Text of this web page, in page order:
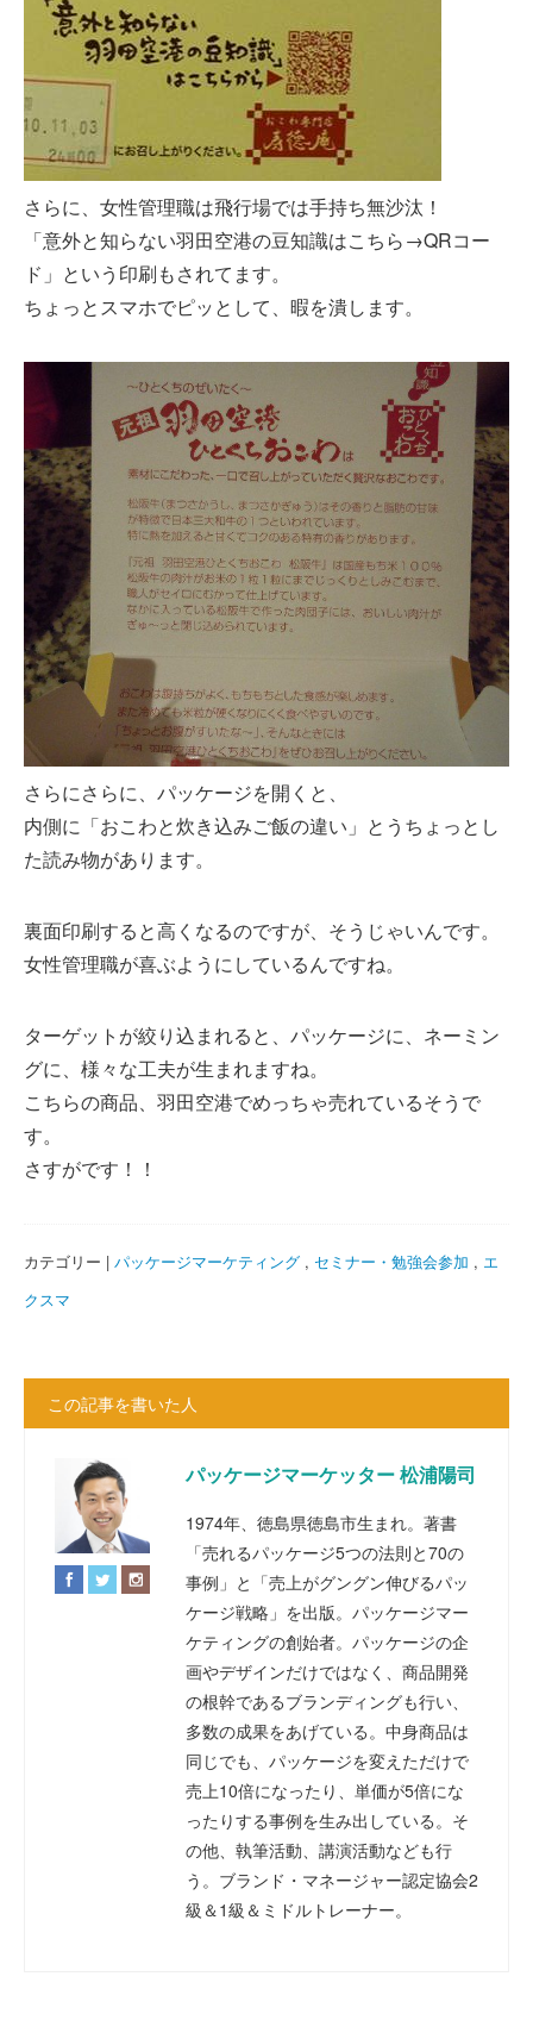
さらに、女性管理職は飛行場では手持ち無沙汰！
「意外と知らない羽田空港の豆知識はこちら→QRコー
ド」という印刷もされてます。
ちょっとスマホでピッとして、暇を潰します。
さらにさらに、パッケージを開くと、
内側に「おこわと炊き込みご飯の違い」とうちょっとし
た読み物があります。
裏面印刷すると高くなるのですが、そうじゃいんです。
女性管理職が喜ぶようにしているんですね。
ターゲットが絞り込まれると、パッケージに、ネーミン
グに、様々な工夫が生まれますね。
こちらの商品、羽田空港でめっちゃ売れているそうで
す。
さすがです！！
カテゴリー | パッケージマーケティング , セミナー・勉強会参加 , エ
クスマ
この記事を書いた人
パッケージマーケッター 松浦陽司
1974年、徳島県徳島市生まれ。著書
「売れるパッケージ5つの法則と70の
事例」と「売上がグングン伸びるパッ
ケージ戦略」を出版。パッケージマー
ケティングの創始者。パッケージの企
画やデザインだけではなく、商品開発
の根幹であるブランディングも行い、
多数の成果をあげている。中身商品は
同じでも、パッケージを変えただけで
売上10倍になったり、単価が5倍にな
ったりする事例を生み出している。そ
の他、執筆活動、講演活動なども行
う。ブランド・マネージャー認定協会2
級＆1級＆ミドルトレーナー。